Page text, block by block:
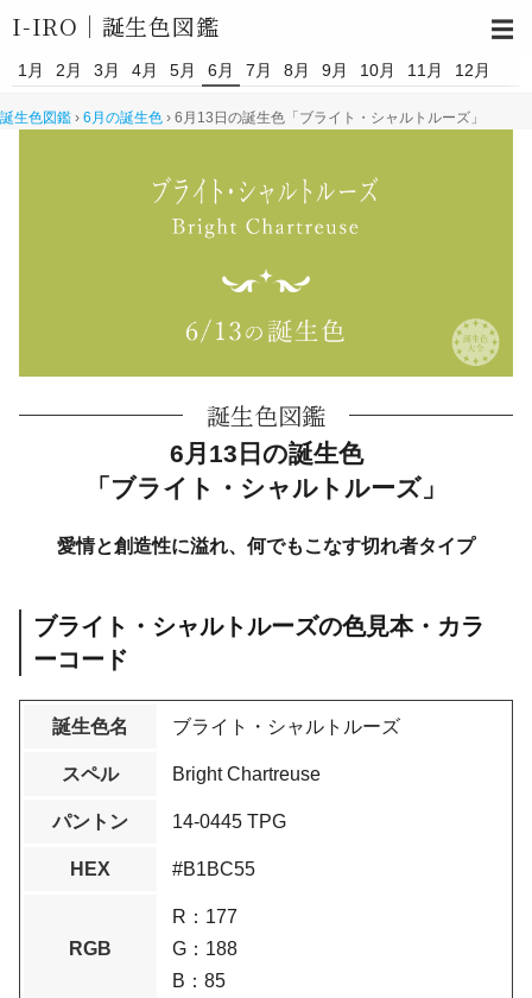
I-IRO｜ 誕生色図鑑
1月 2月 3月 4月 5月 6月 7月 8月 9月 10月 11月 12月
☰
誕生色図鑑 › 6月の誕生色 › 6月13日の誕生色「ブライト・シャルトルーズ」
誕生色図鑑
6月13日の誕生色
「ブライト・シャルトルーズ」
愛情と創造性に溢れ、何でもこなす切れ者タイプ
ブライト・シャルトルーズの色見本・カラ
ーコード
誕生色名 ブライト・シャルトルーズ
スペル Bright Chartreuse
パントン 14-0445 TPG
HEX #B1BC55
RGB
R：177
G：188
B：85